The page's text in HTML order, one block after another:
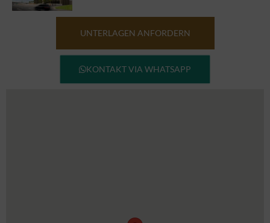
UNTERLAGEN ANFORDERN
KONTAKT VIA WHATSAPP